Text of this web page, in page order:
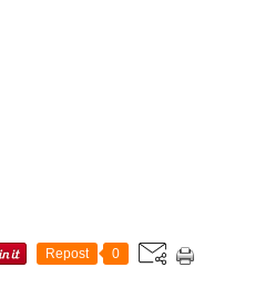
Repost 0